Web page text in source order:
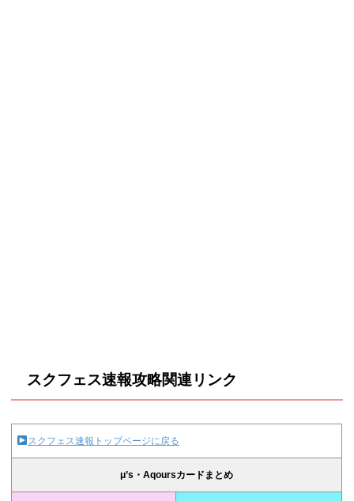
スクフェス速報攻略関連リンク
スクフェス速報トップページに戻る
μ’s・Aqoursカードまとめ